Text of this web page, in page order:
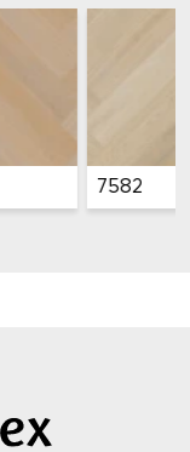
7583